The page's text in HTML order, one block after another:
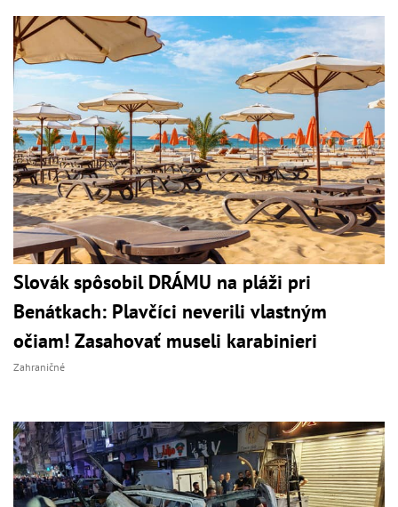
Slovák spôsobil DRÁMU na pláži pri
Benátkach: Plavčíci neverili vlastným
očiam! Zasahovať museli karabinieri
Zahraničné